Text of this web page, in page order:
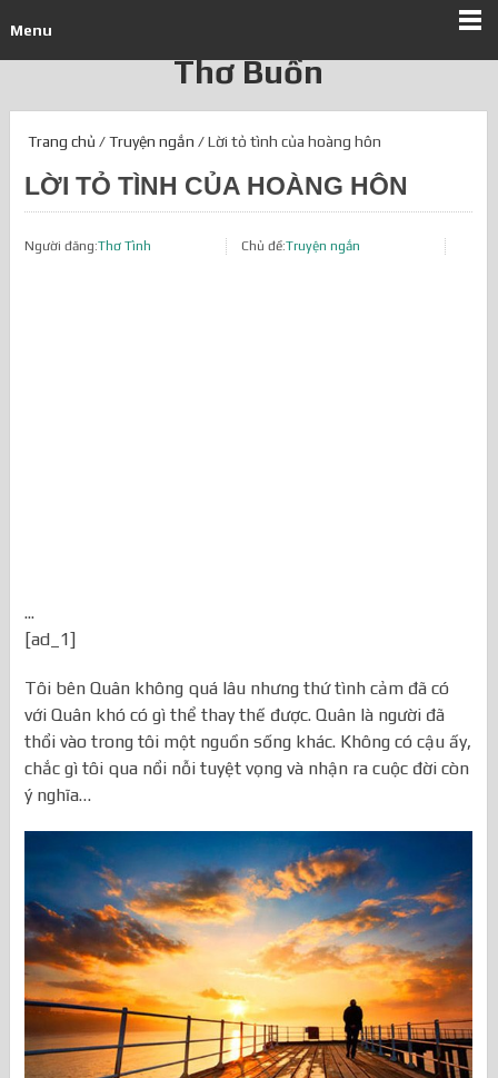
Menu
Thơ Buồn
Trang chủ /Truyện ngắn / Lời tỏ tình của hoàng hôn
LỜI TỎ TÌNH CỦA HOÀNG HÔN
Người đăng:Thơ Tình Chủ đề:Truyện ngắn
...
[ad_1]
Tôi bên Quân không quá lâu nhưng thứ tình cảm đã có
với Quân khó có gì thể thay thế được. Quân là người đã
thổi vào trong tôi một nguồn sống khác. Không có cậu ấy,
chắc gì tôi qua nổi nỗi tuyệt vọng và nhận ra cuộc đời còn
ý nghĩa…